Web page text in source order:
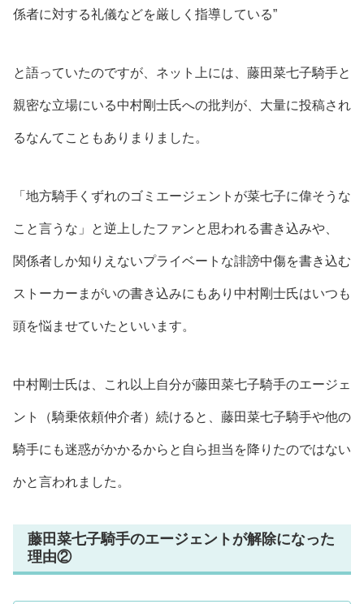
係者に対する礼儀などを厳しく指導している”
と語っていたのですが、ネット上には、 藤田菜七子騎手と
親密な立場にいる中村剛士氏への批判が、大量に投稿され
るなんてこともありまりました。
「地方騎手くずれのゴミエージェントが菜七子に偉そうな
こと言うな」 と逆上したファンと思われる書き込みや、
関係者しか知りえないプライベートな誹謗中傷を書き込む
ストーカーまがいの書き込みにもあり中村剛士氏はいつも
頭を悩ませていたといいます。
中村剛士氏は、これ以上自分が藤田菜七子騎手のエージェ
ント（騎乗依頼仲介者）続けると、藤田菜七子騎手や他の
騎手にも迷惑がかかるからと自ら担当を降りたのではない
かと言われました。
藤田菜七子騎手のエージェントが解除になった
理由②